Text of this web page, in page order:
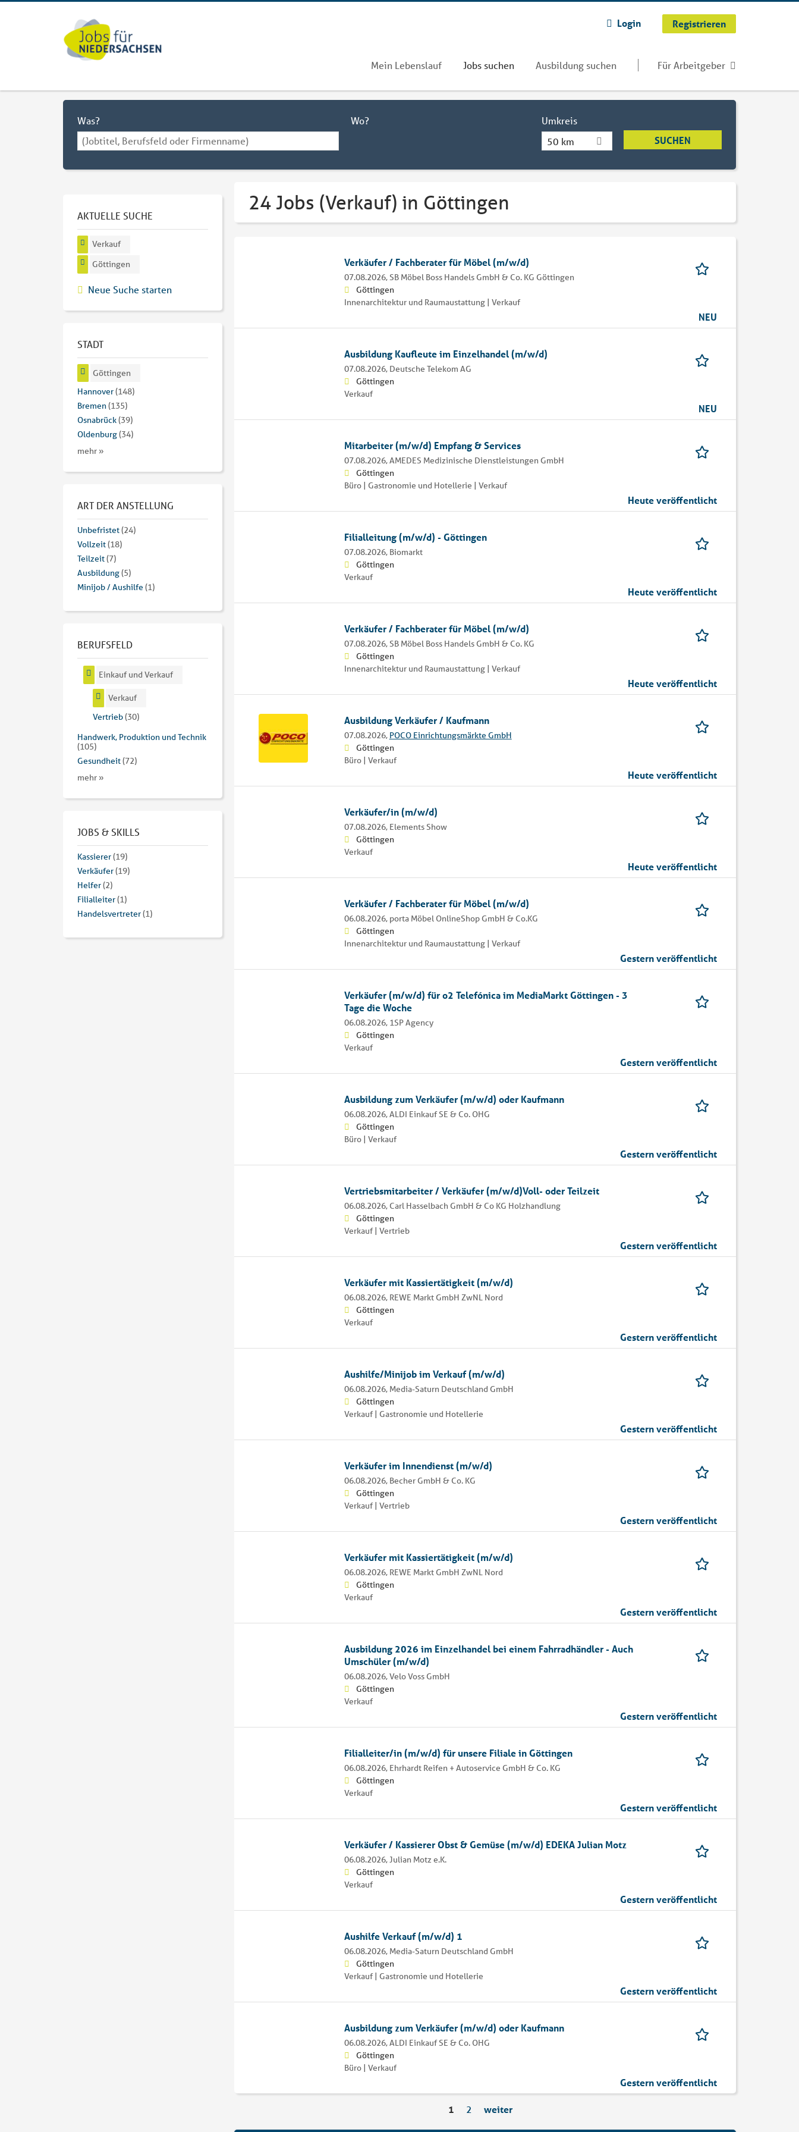
Login Registrieren
Mein Lebenslauf Jobs suchen Ausbildung suchen Für Arbeitgeber
Was? Wo?
Umkreis
50 km
24 Jobs (Verkauf) in Göttingen
Verkäufer / Fachberater für Möbel (m/w/d)
07.08.2026, SB Möbel Boss Handels GmbH & Co. KG Göttingen
Göttingen
Innenarchitektur und Raumaustattung | Verkauf
NEU
Ausbildung Kaufleute im Einzelhandel (m/w/d)
07.08.2026, Deutsche Telekom AG
Göttingen
Verkauf
NEU
Mitarbeiter (m/w/d) Empfang & Services
07.08.2026,AMEDES Medizinische Dienstleistungen GmbH
Göttingen
Büro | Gastronomie und Hotellerie | Verkauf
Heute veröffentlicht
Filialleitung (m/w/d) - Göttingen
07.08.2026, Biomarkt
Göttingen
Verkauf
Heute veröffentlicht
Verkäufer / Fachberater für Möbel (m/w/d)
07.08.2026, SB Möbel Boss Handels GmbH & Co. KG
Göttingen
Innenarchitektur und Raumaustattung | Verkauf
Heute veröffentlicht
Ausbildung Verkäufer / Kaufmann
07.08.2026, POCO Einrichtungsmärkte GmbH
Göttingen
Büro | Verkauf
Heute veröffentlicht
Verkäufer/in (m/w/d)
07.08.2026, Elements Show
Göttingen
Verkauf
Heute veröffentlicht
Verkäufer / Fachberater für Möbel (m/w/d)
06.08.2026, porta Möbel OnlineShop GmbH & Co.KG
Göttingen
Innenarchitektur und Raumaustattung | Verkauf
Gestern veröffentlicht
Verkäufer (m/w/d) für o2 Telefónica im MediaMarkt Göttingen - 3
Tage die Woche
06.08.2026, 1SP Agency
Göttingen
Verkauf
Gestern veröffentlicht
Ausbildung zum Verkäufer (m/w/d) oder Kaufmann
06.08.2026,ALDI Einkauf SE & Co. OHG
Göttingen
Büro | Verkauf
Gestern veröffentlicht
Vertriebsmitarbeiter / Verkäufer (m/w/d)Voll- oder Teilzeit
06.08.2026, Carl Hasselbach GmbH & Co KG Holzhandlung
Göttingen
Verkauf | Vertrieb
Gestern veröffentlicht
Verkäufer mit Kassiertätigkeit (m/w/d)
06.08.2026, REWE Markt GmbH ZwNL Nord
Göttingen
Verkauf
Gestern veröffentlicht
Aushilfe/Minijob im Verkauf (m/w/d)
06.08.2026, Media-Saturn Deutschland GmbH
Göttingen
Verkauf | Gastronomie und Hotellerie
Gestern veröffentlicht
Verkäufer im Innendienst (m/w/d)
06.08.2026, Becher GmbH & Co. KG
Göttingen
Verkauf | Vertrieb
Gestern veröffentlicht
Verkäufer mit Kassiertätigkeit (m/w/d)
06.08.2026, REWE Markt GmbH ZwNL Nord
Göttingen
Verkauf
Gestern veröffentlicht
Ausbildung 2026 im Einzelhandel bei einem Fahrradhändler - Auch
Umschüler (m/w/d)
06.08.2026,Velo Voss GmbH
Göttingen
Verkauf
Gestern veröffentlicht
Filialleiter/in (m/w/d) für unsere Filiale in Göttingen
06.08.2026, Ehrhardt Reifen + Autoservice GmbH & Co. KG
Göttingen
Verkauf
Gestern veröffentlicht
Verkäufer / Kassierer Obst & Gemüse (m/w/d) EDEKA Julian Motz
06.08.2026, Julian Motz e.K.
Göttingen
Verkauf
Gestern veröffentlicht
Aushilfe Verkauf (m/w/d) 1
06.08.2026, Media-Saturn Deutschland GmbH
Göttingen
Verkauf | Gastronomie und Hotellerie
Gestern veröffentlicht
Ausbildung zum Verkäufer (m/w/d) oder Kaufmann
06.08.2026,ALDI Einkauf SE & Co. OHG
Göttingen
Büro | Verkauf
Gestern veröffentlicht
1 2 weiter
AKTUELLE SUCHE
Verkauf
Göttingen
Neue Suche starten
STADT
Göttingen
Hannover(148)
Bremen(135)
Osnabrück(39)
Oldenburg(34)
mehr »
ART DER ANSTELLUNG
Unbefristet(24)
Vollzeit(18)
Teilzeit(7)
Ausbildung(5)
Minijob / Aushilfe (1)
BERUFSFELD
Einkauf und Verkauf
Verkauf
Vertrieb(30)
Handwerk, Produktion und Technik
(105)
Gesundheit(72)
mehr »
JOBS & SKILLS
Kassierer(19)
Verkäufer(19)
Helfer(2)
Filialleiter(1)
Handelsvertreter(1)